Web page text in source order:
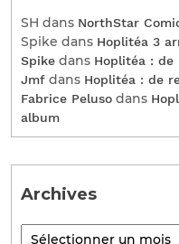
SH dans NorthStar
Spike dans Hoplitéa 3
Spike dans Hoplitéa :
Jmf dans Hoplitéa : de
Fabrice Peluso dans
album
Archives